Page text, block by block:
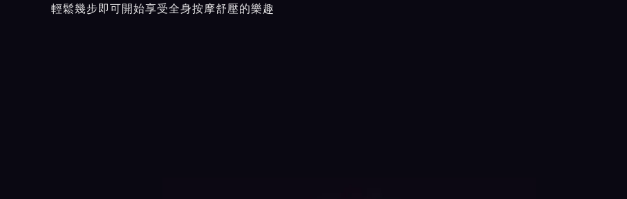
輕鬆幾步即可開始享受全身按摩舒壓的樂趣